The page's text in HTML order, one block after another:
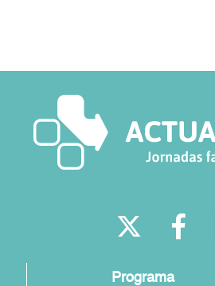
Programa